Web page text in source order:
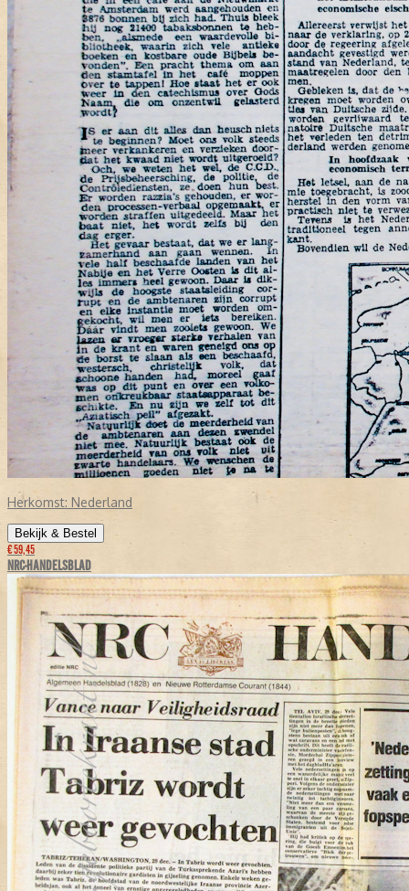
Herkomst: Nederland
Bekijk & Bestel
€ 59,45
NRC-HANDELSBLAD